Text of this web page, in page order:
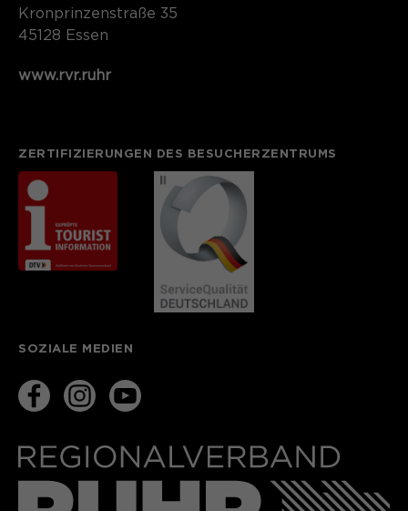
Kronprinzenstraße 35
45128 Essen
www.rvr.ruhr
ZERTIFIZIERUNGEN DES BESUCHERZENTRUMS
SOZIALE MEDIEN